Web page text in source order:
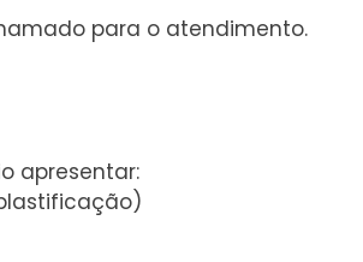
para o atendimento.
apresentar: